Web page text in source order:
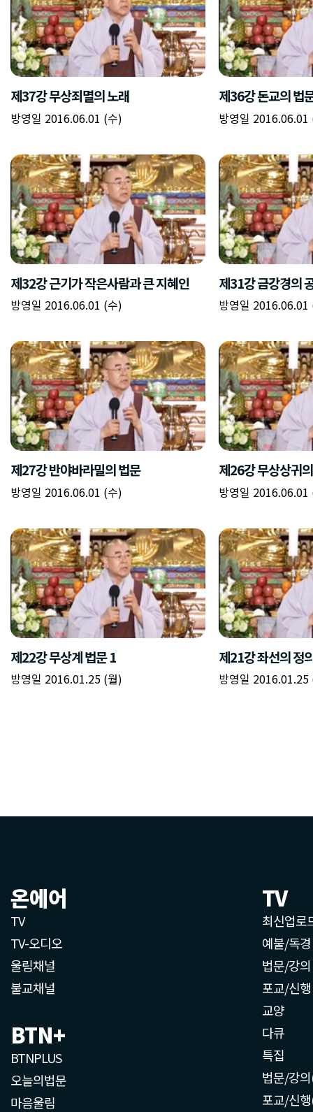
제37강 무상죄멸의 노래
방영일 2016.06.01 (수)
제36강 돈교의 법
방영일 2016.06.01
제32강 근기가 작은사람과 큰 지혜인
방영일 2016.06.01 (수)
제31강 금강경의
방영일 2016.06.01
제27강 반야바라밀의 법문
방영일 2016.06.01 (수)
제26강 무상상귀
방영일 2016.06.01
제22강 무상계 법문 1
방영일 2016.01.25 (월)
제21강 좌선의 정
방영일 2016.01.25
온에어
TV
TV-오디오
울림채널
불교채널
BTN+
BTNPLUS
오늘의법문
마음울림
TV
최신업로
예불/독경
법문/강의
포교/신행
교양
다큐
특집
법문/강
포교/신